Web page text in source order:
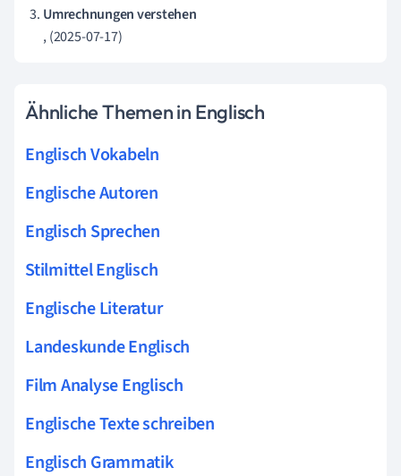
Umrechnungen verstehen
, (2025-07-17)
Ähnliche Themen in Englisch
Englisch Vokabeln
Englische Autoren
Englisch Sprechen
Stilmittel Englisch
Englische Literatur
Landeskunde Englisch
Film Analyse Englisch
Englische Texte schreiben
Englisch Grammatik